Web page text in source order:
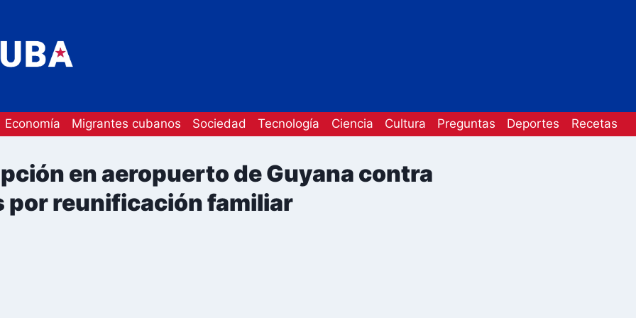
Economía Migrantes cubanos Sociedad Tecnología Ciencia Cultura Preguntas Deportes Recetas
en aeropuerto de Guyana contra
por reunificación familiar